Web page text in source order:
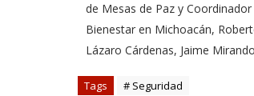
de Mesas de Paz y
Bienestar en Michoacán,
Lázaro Cárdenas, Jaime
Tags # Seguridad